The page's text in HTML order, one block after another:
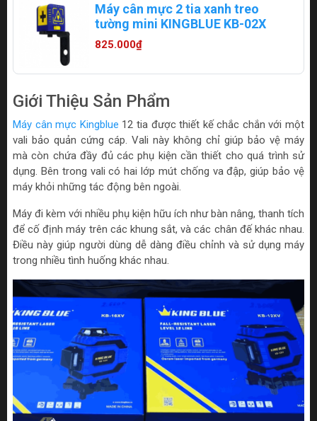
Máy cân mực 2 tia xanh treo
tường mini KINGBLUE KB-02X
825.000₫
Giới Thiệu Sản Phẩm
Máy cân mực Kingblue 12 tia được thiết kế chắc chắn với một
vali bảo quản cứng cáp. Vali này không chỉ giúp bảo vệ máy
mà còn chứa đầy đủ các phụ kiện cần thiết cho quá trình sử
dụng. Bên trong vali có hai lớp mút chống va đập, giúp bảo vệ
máy khỏi những tác động bên ngoài.
Máy đi kèm với nhiều phụ kiện hữu ích như bàn nâng, thanh tích
để cố định máy trên các khung sắt, và các chân đế khác nhau.
Điều này giúp người dùng dễ dàng điều chỉnh và sử dụng máy
trong nhiều tình huống khác nhau.